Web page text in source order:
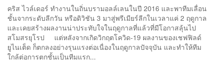
คริส ไวล์เดอร์ ทำงานในถิ่นบรามอลล์เลนในปี 2016 และพาทีมเลื่อน
ชั้นจากระดับลีกวัน หรือดิวิชัน 3 มาสู่พรีเมียร์ลีกในเวลาแค่ 2 ฤดูกาล
และเคยสร้างผลงานน่าประทับใจในฤดูกาลที่แล้วที่มีโอกาสลุ้นไป
สโมสรยุโรป แต่หลังจากเกิดวิกฤตโควิด-19 ผลงานของเชฟฟิลด์
ยูไนเต็ด ก็ตกลงอย่างรุนแรงต่อเนื่องในฤดูกาลปัจจุบัน และทำให้ทีม
ใกล้ต่อการตกชั้นเป็นทีมแรก...